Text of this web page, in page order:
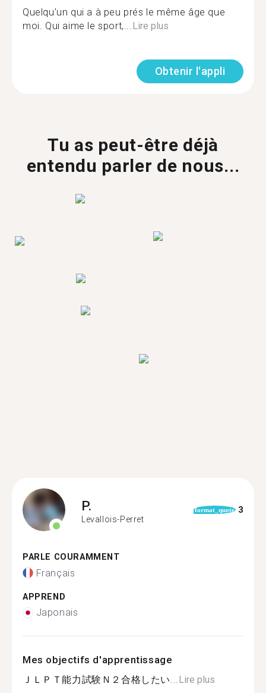
Quelqu'un qui a à peu prés le même âge que
moi. Qui aime le sport,...Lire plus
Obtenir l'appli
Tu as peut-être déjà
entendu parler de nous...
P.
Levallois-Perret
format_quote 3
PARLE COURAMMENT
Français
APPREND
Japonais
Mes objectifs d'apprentissage
ＪＬＰＴ能力試験Ｎ２合格したい...Lire plus